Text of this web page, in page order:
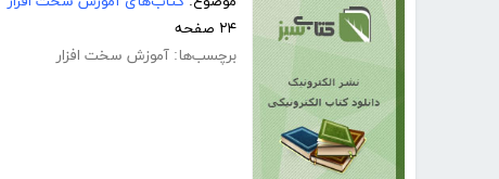
۲۴ صفحه
برچسب‌ها: آموزش سخت افزار